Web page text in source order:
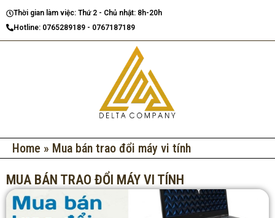
tới
nội
Thời gian làm việc: Thứ 2 - Chủ nhật: 8h-20h
Hotline: 0765289189 - 0767187189
Home » Mua bán trao đổi máy vi tính
MUA BÁN TRAO ĐỔI MÁY VI TÍNH